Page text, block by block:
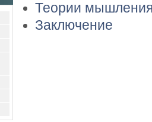
Теории мышления
Заключение